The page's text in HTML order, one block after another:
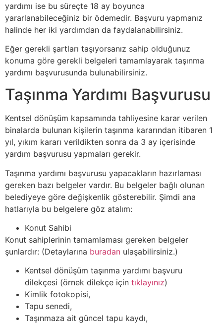
yardımı ise bu süreçte 18 ay boyunca
yararlanabileceğiniz bir ödemedir. Başvuru yapmanız
halinde her iki yardımdan da faydalanabilirsiniz.
Eğer gerekli şartları taşıyorsanız sahip olduğunuz
konuma göre gerekli belgeleri tamamlayarak taşınma
yardımı başvurusunda bulunabilirsiniz.
Taşınma Yardımı Başvurusu
Kentsel dönüşüm kapsamında tahliyesine karar verilen
binalarda bulunan kişilerin taşınma kararından itibaren 1
yıl, yıkım kararı verildikten sonra da 3 ay içerisinde
yardım başvurusu yapmaları gerekir.
Taşınma yardımı başvurusu yapacakların hazırlaması
gereken bazı belgeler vardır. Bu belgeler bağlı olunan
belediyeye göre değişkenlik gösterebilir. Şimdi ana
hatlarıyla bu belgelere göz atalım:
Konut Sahibi
Konut sahiplerinin tamamlaması gereken belgeler
şunlardır: (Detaylarına buradan ulaşabilirsiniz.)
Kentsel dönüşüm taşınma yardımı başvuru
dilekçesi (örnek dilekçe için tıklayınız)
Kimlik fotokopisi,
Tapu senedi,
Taşınmaza ait güncel tapu kaydı,